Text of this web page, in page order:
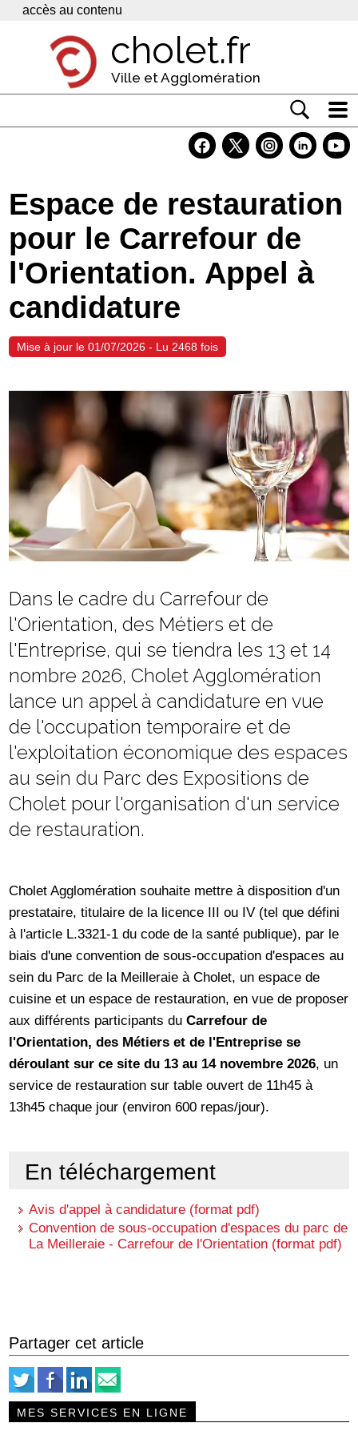
Panneau de gestion des cookies
accès au contenu
cholet.fr
Ville et Agglomération
Economie
Services
Contacts
Espace de restauration
pour le Carrefour de
l'Orientation. Appel à
candidature
Mise à jour le 01/07/2026 - Lu 2468 fois
Dans le cadre du Carrefour de
l'Orientation, des Métiers et de
l'Entreprise, qui se tiendra les 13 et 14
nombre 2026, Cholet Agglomération
lance un appel à candidature en vue
de l'occupation temporaire et de
l'exploitation économique des espaces
au sein du Parc des Expositions de
Cholet pour l'organisation d'un service
de restauration.
Cholet Agglomération souhaite mettre à disposition d'un
prestataire, titulaire de la licence III ou IV (tel que défini
à l'article L.3321-1 du code de la santé publique), par le
biais d'une convention de sous-occupation d'espaces au
sein du Parc de la Meilleraie à Cholet, un espace de
cuisine et un espace de restauration, en vue de proposer
aux différents participants duCarrefour de
l'Orientation, des Métiers et de l'Entreprise se
déroulant sur ce site du 13 au 14 novembre 2026, un
service de restauration sur table ouvert de 11h45 à
13h45 chaque jour (environ 600 repas/jour).
En téléchargement
Avis d'appel à candidature (format pdf)
Convention de sous-occupation d'espaces du parc de
La Meilleraie - Carrefour de l'Orientation (format pdf)
Partager cet article
MES SERVICES EN LIGNE